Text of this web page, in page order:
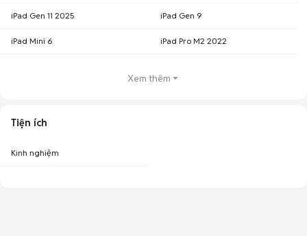
iPad Gen 11 2025 iPad Gen 9
iPad Mini 6 iPad Pro M2 2022
Xem thêm
Tiện ích
Kinh nghiệm